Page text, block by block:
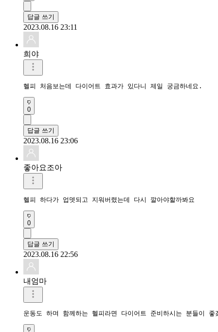
답글 쓰기
2023.08.16 23:11
희야
헬피 처음보는데 다이어트 효과가 있다니 제일 궁금하네요.
0
답글 쓰기
2023.08.16 23:06
좋아요조아
헬피 하다가 업뎃되고 지워버렸는데 다시 깔아야할까봐요
0
답글 쓰기
2023.08.16 22:56
내엄마
운동도 하며 함께하는 헬피라면 다이어트 준비하시는 분들이 좋